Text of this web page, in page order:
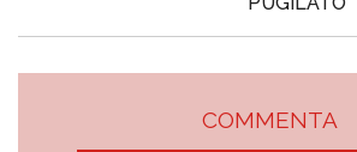
COMMENTA